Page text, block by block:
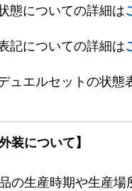
態についての詳細は
記についての詳細は
ュエルセットの状態
装について】
の生産時期や生産場